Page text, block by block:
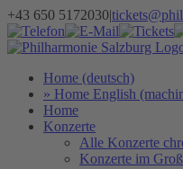
Zum
Inhalt
springen
+43 650 5172030|
Facebook
YouTube
Instagram
Telefon
E-
Mail
Tickets
Home (deutsch)
» Home English
Home
Konzerte
Alle Konzerte
Konzerte im